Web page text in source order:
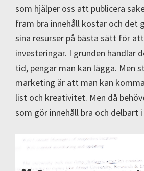
som hjälper oss att publicera
fram bra innehåll kostar och det
sina resurser på bästa sätt för
investeringar. I grunden handlar
tid, pengar man kan lägga. Men
marketing är att man kan
list och kreativitet. Men då
som gör innehåll bra och delbart